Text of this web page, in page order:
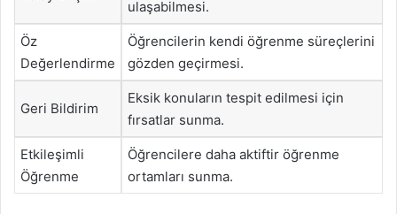
ulaşabilmesi.
Öz
Değerlendirme
Öğrencilerin kendi öğrenme süreçlerini
gözden geçirmesi.
Geri Bildirim
Eksik konuların tespit edilmesi için
fırsatlar sunma.
Etkileşimli
Öğrenme
Öğrencilere daha aktiftir öğrenme
ortamları sunma.